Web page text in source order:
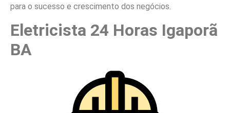
para o sucesso e crescimento dos negócios.
Eletricista 24 Horas Igaporã
BA